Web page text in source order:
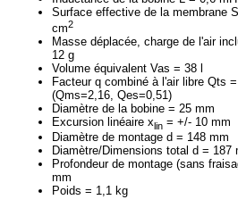
Surface effective de la membrane
cm2
Masse déplacée, charge de l'air
12 g
Volume équivalent Vas = 38 l
Facteur q combiné à l'air libre Qts =
(Qms=2,16, Qes=0,51)
Diamètre de la bobine = 25 mm
Excursion linéaire xlin = +/- 10 mm
Diamètre de montage d = 148 mm
Diamètre/Dimensions total d = 187
Profondeur de montage (sans
mm
Poids = 1,1 kg